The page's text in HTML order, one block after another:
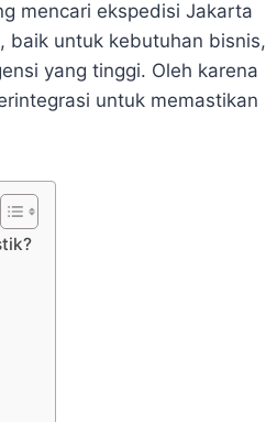
mencari ekspedisi Jakarta
baik untuk kebutuhan bisnis,
yang tinggi. Oleh karena
untuk memastikan